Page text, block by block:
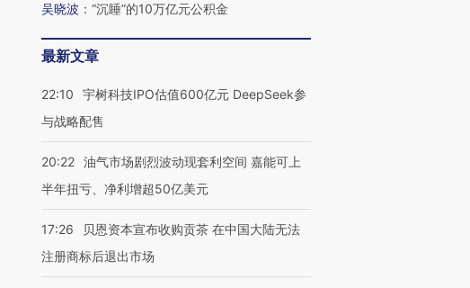
吴晓波 ： “沉睡”的10万亿元公积金
最新文章
22:10
宇树科技IPO估值600亿元 DeepSeek参
与战略配售
20:22 油气市场剧烈波动现套利空间 嘉能可上
半年扭亏、净利增超50亿美元
17:26
贝恩资本宣布收购贡茶 在中国大陆无法
注册商标后退出市场